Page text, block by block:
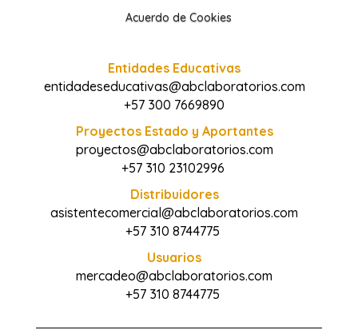
Acuerdo de Cookies
Entidades Educativas
entidadeseducativas@abclaboratorios.com
+57 300 7669890
Proyectos Estado y Aportantes
proyectos@abclaboratorios.com
+57 310 23102996
Distribuidores
asistentecomercial@abclaboratorios.com
+57 310 8744775
Usuarios
mercadeo@abclaboratorios.com
+57 310 8744775